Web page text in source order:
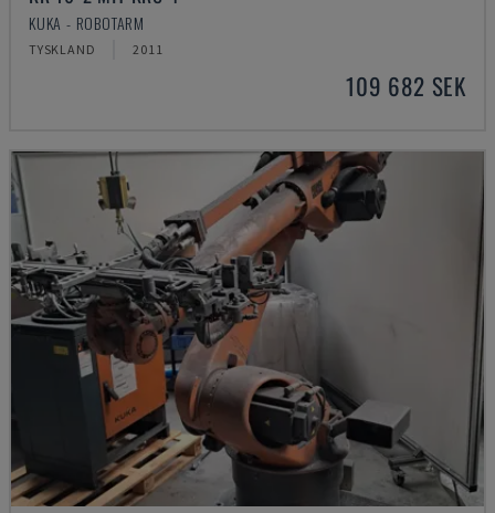
KUKA - ROBOTARM
TYSKLAND 2011
109 682 SEK